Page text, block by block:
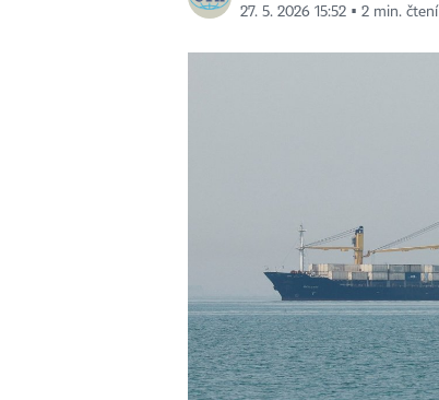
27. 5. 2026 15:52 ▪ 2 min. čtení